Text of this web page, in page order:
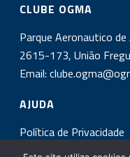
CLUBE OGMA
Parque Aeronautico de
2615-173, União
Email:
AJUDA
Política de Privacidade